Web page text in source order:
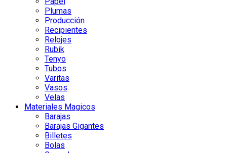
Plumas
Producción
Recipientes
Relojes
Rubik
Tenyo
Tubos
Varitas
Vasos
Velas
Materiales Magicos
Barajas
Barajas Gigantes
Billetes
Bolas